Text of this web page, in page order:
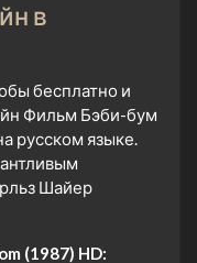
в
бесплатно и
Фильм Бэби-бум
русском языке.
Шайер
(1987) HD: